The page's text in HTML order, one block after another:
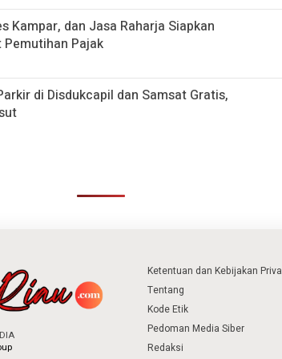
Kampar, dan Jasa Raharja Siapkan
Pajak
di Disdukcapil dan Samsat Gratis,
Ketentuan dan Kebijakan
Tentang
Kode Etik
Pedoman Media Siber
Redaksi